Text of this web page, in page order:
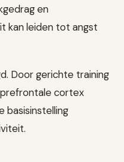
en
kan leiden tot angst
Door gerichte training
cortex
basisinstelling